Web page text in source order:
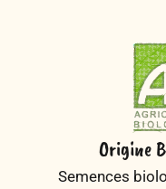
Origine
Semences